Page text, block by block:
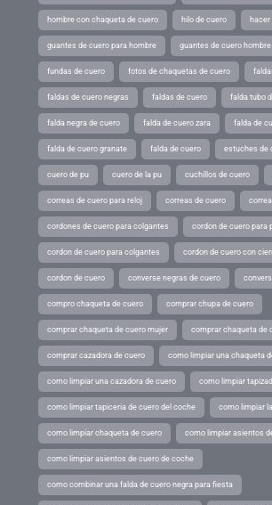
hombre con chaqueta de cuero hilo de cuero hacer
guantes de cuero para hombre guantes de cuero hombre
fundas de cuero fotos de chaquetas de cuero
faldas de cuero negras faldas de cuero falda tubo
falda negra de cuero falda de cuero zara falda de
falda de cuero granate falda de cuero estuches de
cuero de pu cuero de la pu cuchillos de cuero
correas de cuero para reloj correas de cuero
cordones de cuero para colgantes cordon de cuero para
cordon de cuero para colgantes cordon de cuero con
cordon de cuero converse negras de cuero
compro chaqueta de cuero comprar chupa de cuero
comprar chaqueta de cuero mujer comprar chaqueta de
comprar cazadora de cuero como limpiar una chaqueta
como limpiar una cazadora de cuero como limpiar
como limpiar tapiceria de cuero del coche como limpiar
como limpiar chaqueta de cuero como limpiar asientos
como limpiar asientos de cuero de coche
como combinar una falda de cuero negra para fiesta